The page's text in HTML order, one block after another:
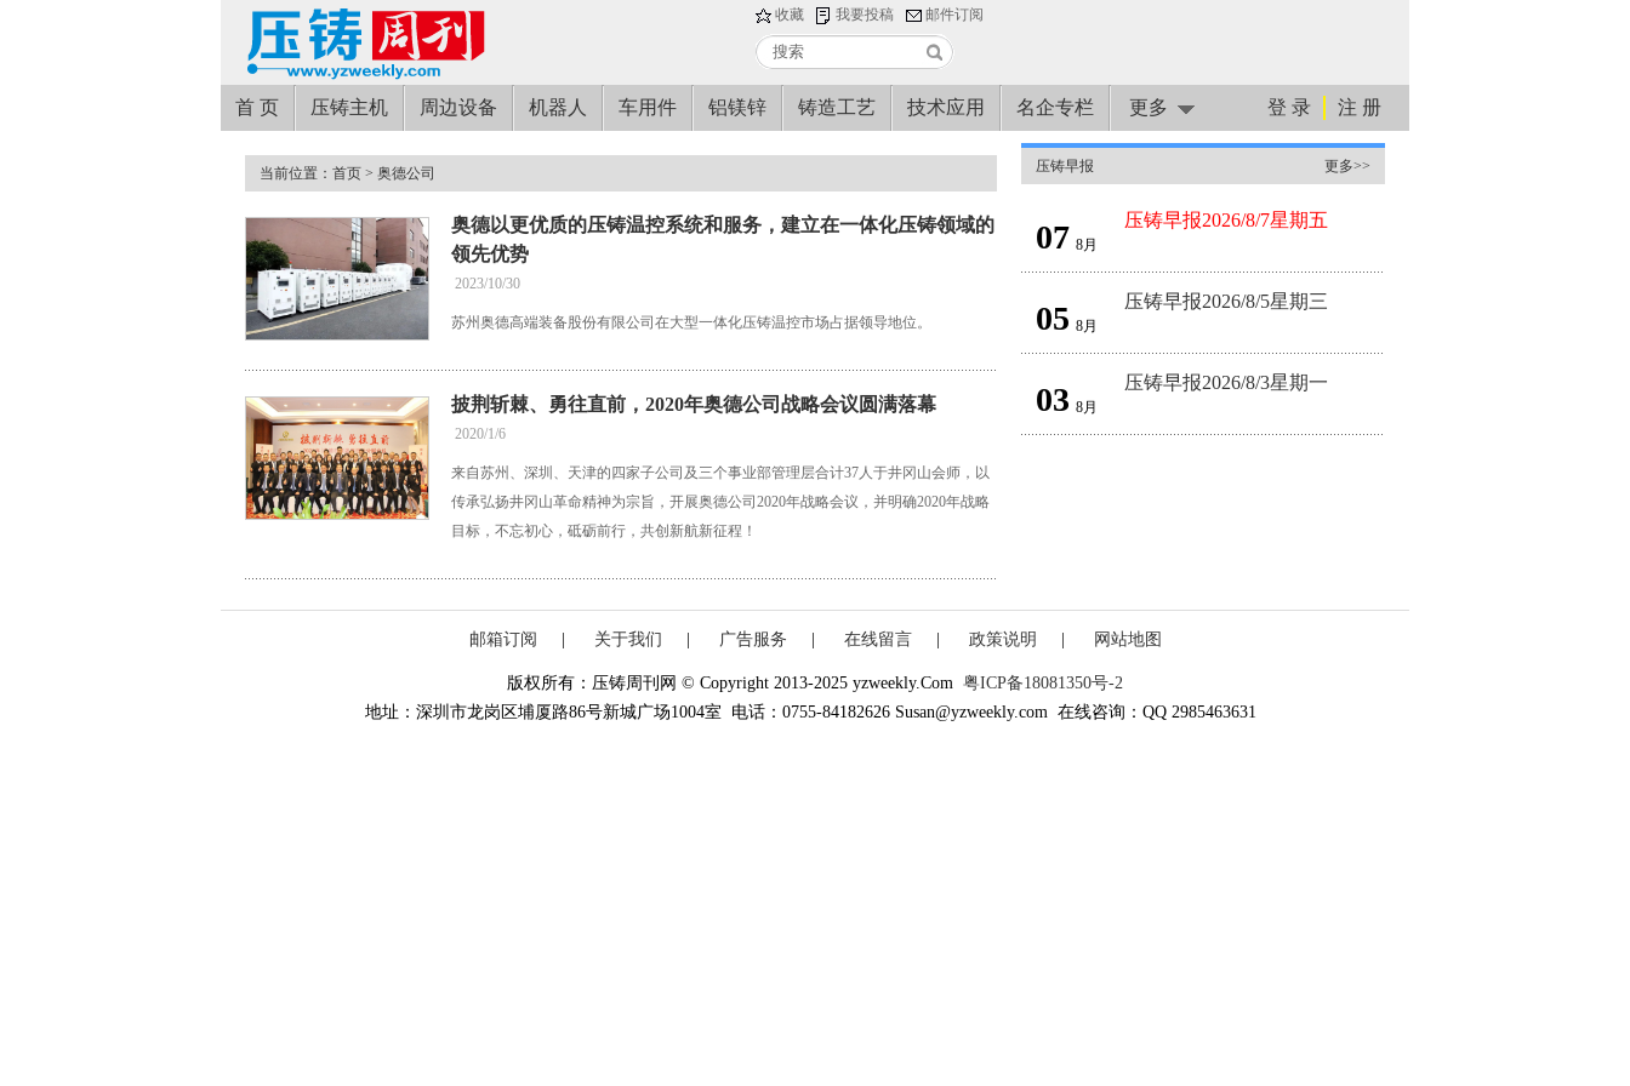
收藏 我要投稿 邮件订阅
首 页 压铸主机 周边设备 机器人 车用件 铝镁锌 铸造工艺 技术应用 名企专栏 更多 登 录 注 册
当前位置： 首页 > 奥德公司
奥德以更优质的压铸温控系统和服务，建立在一体化压铸领域的
领先优势
2023/10/30
苏州奥德高端装备股份有限公司在大型一体化压铸温控市场占据领导地位。
披荆斩棘、勇往直前，2020年奥德公司战略会议圆满落幕
2020/1/6
来自苏州、深圳、天津的四家子公司及三个事业部管理层合计37人于井冈山会师，以
传承弘扬井冈山革命精神为宗旨，开展奥德公司2020年战略会议，并明确2020年战略
目标，不忘初心，砥砺前行，共创新航新征程！
压铸早报 更多>>
07 8月
压铸早报2026/8/7星期五
05 8月
压铸早报2026/8/5星期三
03 8月
压铸早报2026/8/3星期一
邮箱订阅 关于我们 广告服务 在线留言 政策说明 网站地图
版权所有：压铸周刊网 © Copyright 2013-2025 yzweekly.Com 粤ICP备18081350号-2
地址：深圳市龙岗区埔厦路86号新城广场1004室 电话：0755-84182626 Susan@yzweekly.com 在线咨询：QQ 2985463631